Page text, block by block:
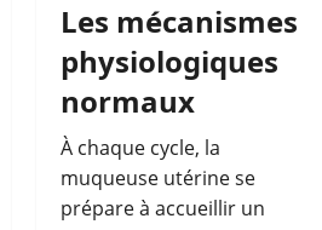
Les mécanismes
physiologiques
normaux
À chaque cycle, la
muqueuse utérine se
prépare à accueillir un